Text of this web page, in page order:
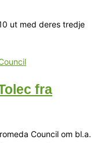
ut med deres tredje
fra
Council om bl.a.